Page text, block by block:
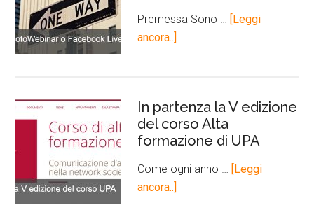
Premessa Sono … [Leggi
ancora..]
In partenza la V edizione
del corso Alta
formazione di UPA
Come ogni anno … [Leggi
ancora..]